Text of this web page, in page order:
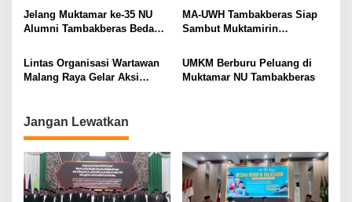
g
a
t
i
n
Alumni
Jelang Muktamar ke-35 NU
Alumni Tambakberas Bedah
MA-UWH Tambakberas Siap
Sambut Muktamirin
Lintas Organisasi Wartawan
Malang Raya Gelar Aksi
UMKM Berburu Peluang di
Muktamar NU Tambakberas
Jangan Lewatkan